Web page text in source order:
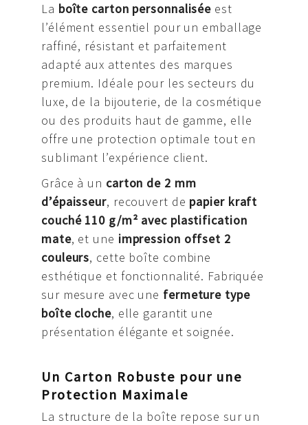
La boîte carton personnalisée est
l’élément essentiel pour un emballage
raffiné, résistant et parfaitement
adapté aux attentes des marques
premium. Idéale pour les secteurs du
luxe, de la bijouterie, de la cosmétique
ou des produits haut de gamme, elle
offre une protection optimale tout en
sublimant l’expérience client.
Grâce à un carton de 2 mm
d’épaisseur, recouvert de papier kraft
couché 110 g/m² avec plastification
mate, et une impression offset 2
couleurs, cette boîte combine
esthétique et fonctionnalité. Fabriquée
sur mesure avec une fermeture type
boîte cloche, elle garantit une
présentation élégante et soignée.
Un Carton Robuste pour une
Protection Maximale
La structure de la boîte repose sur un